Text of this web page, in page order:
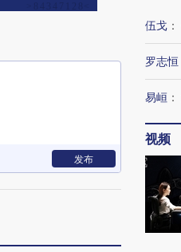
发布
伍戈 ：
罗志恒
易峘 ：
视频